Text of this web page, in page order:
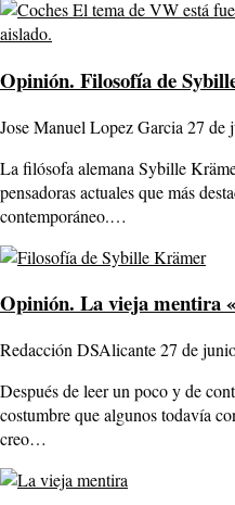
Opinión. Filosofía de
Jose Manuel Lopez Garcia 27 de
La filósofa alemana Sybille
pensadoras actuales que más
contemporáneo.…
Opinión. La vieja mentira
Redacción DSAlicante27 de
Después de leer un poco y de
costumbre que algunos todavía
creo…